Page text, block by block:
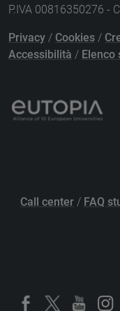
P.IVA 00816350276 -
Privacy / Cookies /
Accessibilità / Elenco
Call center / FAQ